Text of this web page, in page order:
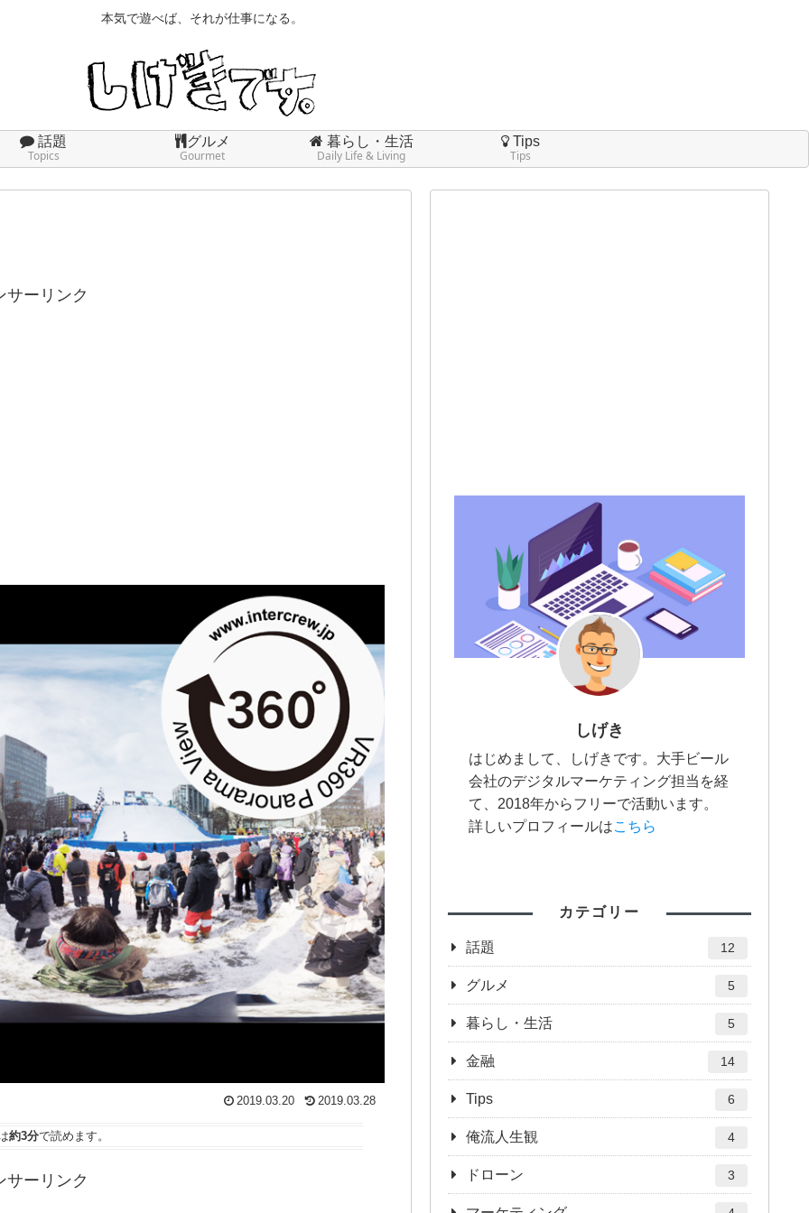
本気で遊べば、それが仕事になる。
話題
Topics
グルメ
Gourmet
暮らし・生活
Daily Life & Living
Tips
Tips
サーリンク
2019.03.20 2019.03.28
約3分で読めます。
サーリンク
しげき
はじめまして、しげきです。大手ビール
会社のデジタルマーケティング担当を経
て、2018年からフリーで活動います。
詳しいプロフィールはこちら
カテゴリー
話題 12
グルメ 5
暮らし・生活 5
金融 14
Tips 6
俺流人生観 4
ドローン 3